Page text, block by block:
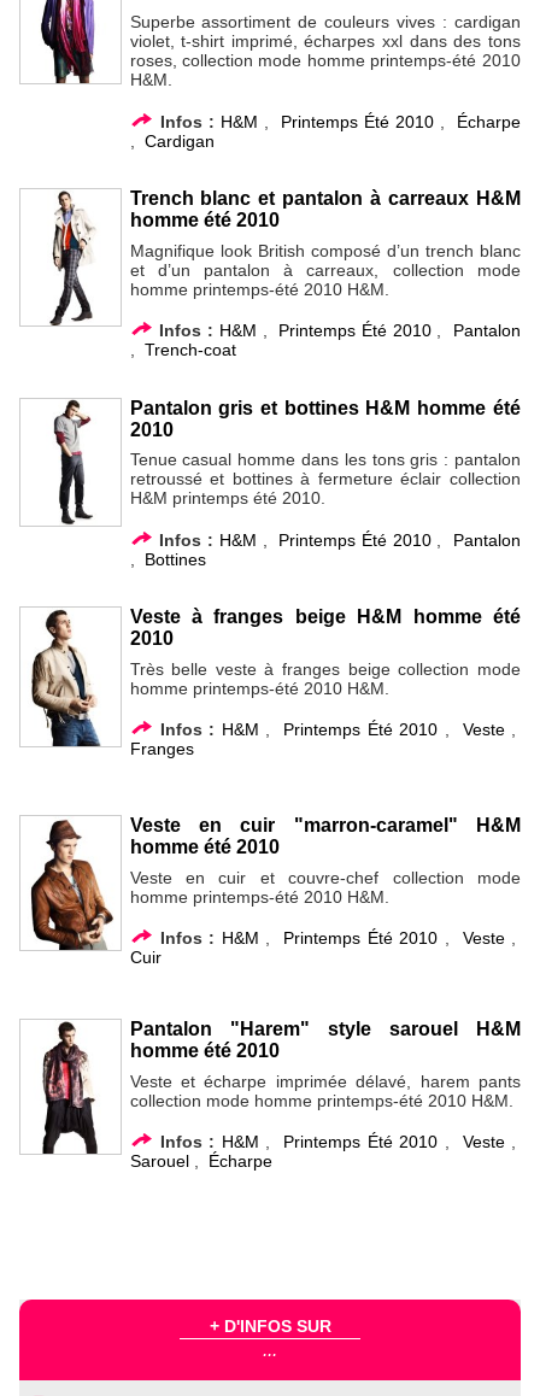
Superbe assortiment de couleurs vives : cardigan
violet, t-shirt imprimé, écharpes xxl dans des tons
roses, collection mode homme printemps-été 2010
H&M.
Infos : H&M Printemps Été 2010, Écharpe
Cardigan
Trench blanc et pantalon à carreaux H&M
homme été 2010
Magnifique look British composé d’un trench blanc
et d’un pantalon à carreaux, collection mode
homme printemps-été 2010 H&M.
Infos : H&M , Printemps Été 2010, Pantalon
, Trench-coat
Pantalon gris et bottines H&M homme été
2010
Tenue casual homme dans les tons gris : pantalon
retroussé et bottines à fermeture éclair collection
H&M printemps été 2010.
Infos : H&M Printemps Été 2010, Pantalon
Bottines
Veste à franges beige H&M homme été
2010
Très belle veste à franges beige collection mode
homme printemps-été 2010 H&M.
Infos : H&M , Printemps Été 2010 , Veste,
Franges
Veste en cuir "marron-caramel" H&M
homme été 2010
Veste en cuir et couvre-chef collection mode
homme printemps-été 2010 H&M.
Infos : H&M , Printemps Été 2010 , Veste,
Cuir
Pantalon "Harem" style sarouel H&M
homme été 2010
Veste et écharpe imprimée délavé, harem pants
collection mode homme printemps-été 2010 H&M.
Infos : H&M , Printemps Été 2010 , Veste,
Sarouel, Écharpe
+ D'INFOS SUR
...